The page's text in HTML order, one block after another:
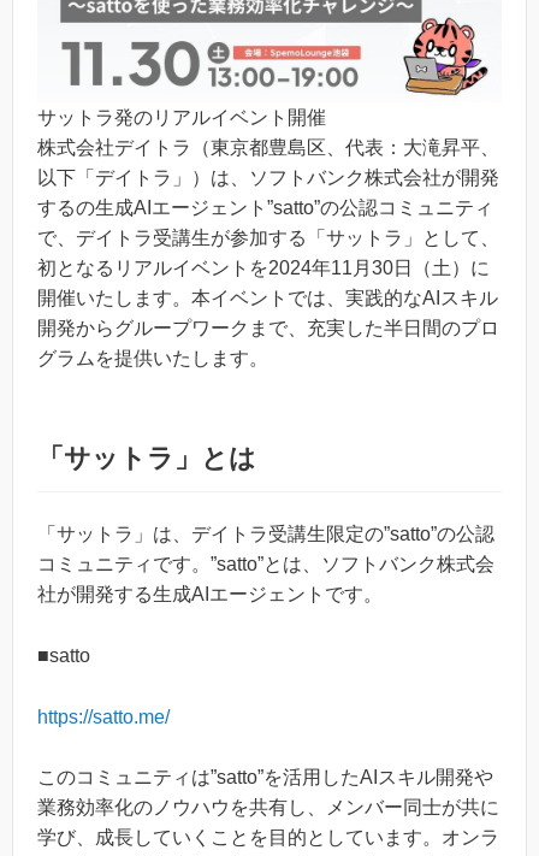
サットラ発のリアルイベント開催
株式会社デイトラ（東京都豊島区、代表：大滝昇平、
以下「デイトラ」）は、ソフトバンク株式会社が開発
するの生成AIエージェント”satto”の公認コミュニティ
で、デイトラ受講生が参加する「サットラ」として、
初となるリアルイベントを2024年11月30日（土）に
開催いたします。本イベントでは、実践的なAIスキル
開発からグループワークまで、充実した半日間のプロ
グラムを提供いたします。
「サットラ」とは
「サットラ」は、デイトラ受講生限定の”satto”の公認
コミュニティです。”satto”とは、ソフトバンク株式会
社が開発する生成AIエージェントです。
■satto
https://satto.me/
このコミュニティは”satto”を活用したAIスキル開発や
業務効率化のノウハウを共有し、メンバー同士が共に
学び、成長していくことを目的としています。オンラ